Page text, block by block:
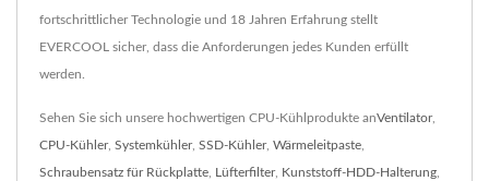
fortschrittlicher Technologie und 18 Jahren Erfahrung stellt
EVERCOOL sicher, dass die Anforderungen jedes Kunden erfüllt
werden.
Sehen Sie sich unsere hochwertigen CPU-Kühlprodukte anVentilator,
CPU-Kühler, Systemkühler, SSD-Kühler, Wärmeleitpaste
Schraubensatz für Rückplatte Lüfterfilter, Kunststoff-HDD-Halterung